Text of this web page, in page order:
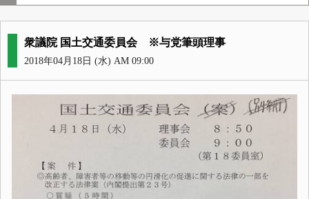
衆議院 国土交通委員会 ※与党筆頭理事
2018年04月18日 (水) AM 09:00